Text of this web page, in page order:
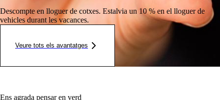
Descompte en lloguer de cotxes. Estalvia un 10 % en el lloguer de
vehicles durant les vacances.
Veure tots els avantatges
Ens agrada pensar en verd